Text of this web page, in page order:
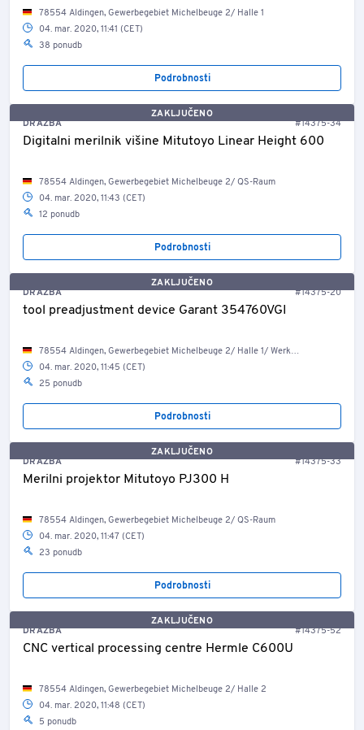
78554 Aldingen, Gewerbegebiet Michelbeuge 2/ Halle 1
04. mar. 2020, 11:41 (CET)
38 ponudb
Podrobnosti
ZAKLJUČENO
DRAŽBA
#14375-34
Digitalni merilnik višine Mitutoyo Linear Height 600
78554 Aldingen, Gewerbegebiet Michelbeuge 2/ QS-Raum
04. mar. 2020, 11:43 (CET)
12 ponudb
Podrobnosti
ZAKLJUČENO
DRAŽBA
#14375-20
tool preadjustment device Garant 354760VGI
78554 Aldingen, Gewerbegebiet Michelbeuge 2/ Halle 1/ Werkzeugausgabe
04. mar. 2020, 11:45 (CET)
25 ponudb
Podrobnosti
ZAKLJUČENO
DRAŽBA
#14375-33
Merilni projektor Mitutoyo PJ300 H
78554 Aldingen, Gewerbegebiet Michelbeuge 2/ QS-Raum
04. mar. 2020, 11:47 (CET)
23 ponudb
Podrobnosti
ZAKLJUČENO
DRAŽBA
#14375-52
CNC vertical processing centre Hermle C600U
78554 Aldingen, Gewerbegebiet Michelbeuge 2/ Halle 2
04. mar. 2020, 11:48 (CET)
5 ponudb